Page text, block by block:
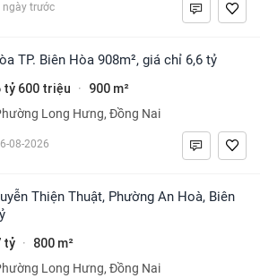
ngày trước
TP. Biên Hòa 908m², giá chỉ 6,6 tỷ
tỷ 600 triệu · 900 m²
Long Hưng, Đồng Nai
08-2026
tỷ · 800 m²
Long Hưng, Đồng Nai